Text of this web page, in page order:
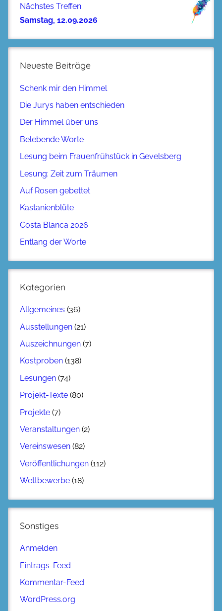
Nächstes Treffen:
Samstag, 12.09.2026
Neueste Beiträge
Schenk mir den Himmel
Die Jurys haben entschieden
Der Himmel über uns
Belebende Worte
Lesung beim Frauenfrühstück in Gevelsberg
Lesung: Zeit zum Träumen
Auf Rosen gebettet
Kastanienblüte
Costa Blanca 2026
Entlang der Worte
Kategorien
Allgemeines (36)
Ausstellungen (21)
Auszeichnungen (7)
Kostproben (138)
Lesungen (74)
Projekt-Texte (80)
Projekte (7)
Veranstaltungen (2)
Vereinswesen (82)
Veröffentlichungen (112)
Wettbewerbe (18)
Sonstiges
Anmelden
Eintrags-Feed
Kommentar-Feed
WordPress.org